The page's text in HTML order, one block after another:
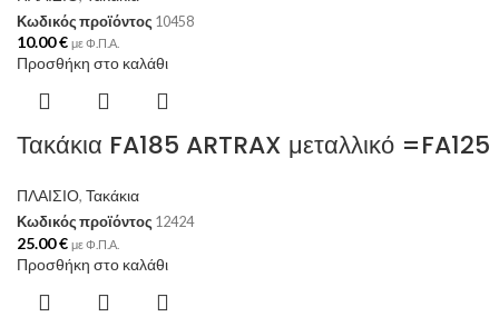
Κωδικός προϊόντος 10458
10.00€ με Φ.Π.Α.
Προσθήκη στο καλάθι
Τακάκια FA185 ARTRAX μεταλλικό =FA125
ΠΛΑΙΣΙΟ, Τακάκια
Κωδικός προϊόντος 12424
25.00€ με Φ.Π.Α.
Προσθήκη στο καλάθι